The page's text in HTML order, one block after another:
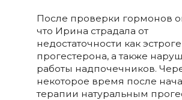
После проверки гормонов
что Ирина страдала от
недостаточности как
прогестерона, а также
работы надпочечников.
некоторое время после
терапии натуральным